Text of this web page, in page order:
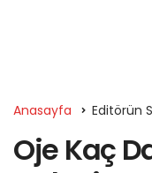
Anasayfa Editörün
Oje Kaç